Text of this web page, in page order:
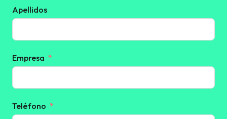
Apellidos
Empresa
Teléfono